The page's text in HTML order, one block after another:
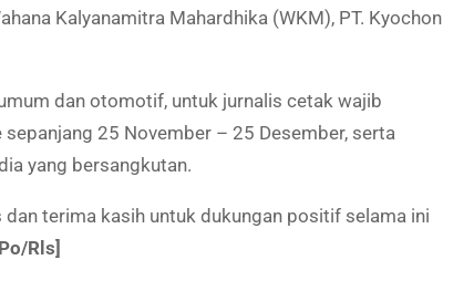
Kalyanamitra Mahardhika (WKM), PT. Kyochon
dan otomotif, untuk jurnalis cetak wajib
25 November – 25 Desember, serta
yang bersangkutan.
terima kasih untuk dukungan positif selama ini
Rls]